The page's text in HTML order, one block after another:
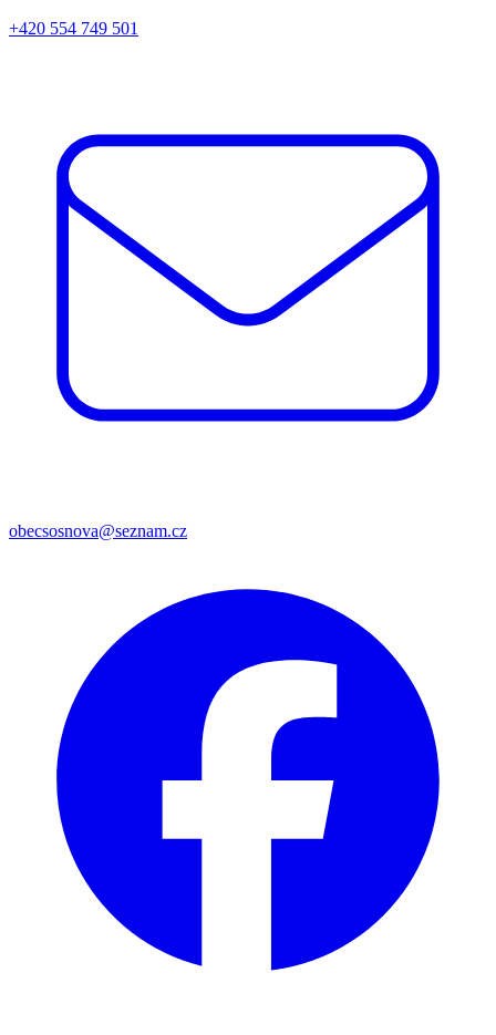
+420 554 749 501
obecsosnova@seznam.cz